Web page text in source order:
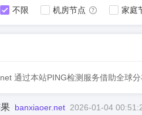
不限 机房节点 家庭
通过本站PING检测服务借助全球
banxiaoer.net 2026-01-04